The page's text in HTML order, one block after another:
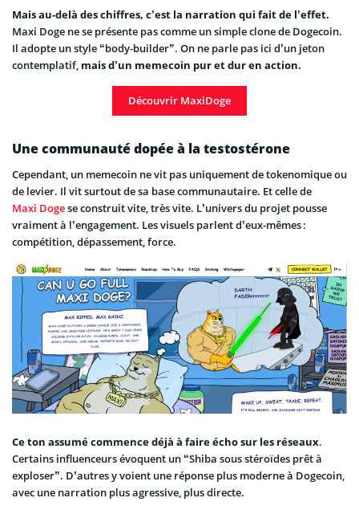
Mais au-delà des chiffres, c’est la narration qui fait de l’effet.
Maxi Doge ne se présente pas comme un simple clone de Dogecoin.
Il adopte un style “body-builder”. On ne parle pas ici d’un jeton
contemplatif, mais d’un memecoin pur et dur en action.
Découvrir MaxiDoge
Une communauté dopée à la testostérone
Cependant, un memecoin ne vit pas uniquement de tokenomique ou
de levier. Il vit surtout de sa base communautaire. Et celle de
Maxi Dogese construit vite, très vite. L’univers du projet pousse
vraiment à l’engagement. Les visuels parlent d’eux-mêmes :
compétition, dépassement, force.
Ce ton assumé commence déjà à faire écho sur les réseaux.
Certains influenceurs évoquent un “Shiba sous stéroïdes prêt à
exploser”. D’autres y voient une réponse plus moderne à Dogecoin,
avec une narration plus agressive, plus directe.